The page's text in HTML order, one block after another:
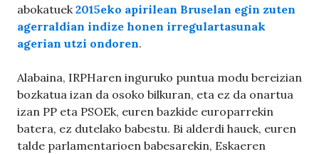
abokatuek 2015eko apirilean Bruselan egin zuten
agerraldian indize honen irregulartasunak
agerian utzi ondoren.
Alabaina, IRPHaren inguruko puntua modu bereizian
bozkatua izan da osoko bilkuran, eta ez da onartua
izan PP eta PSOEk, euren bazkide europarrekin
batera, ez dutelako babestu. Bi alderdi hauek, euren
talde parlamentarioen babesarekin, Eskaeren